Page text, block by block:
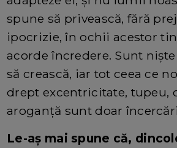
spune să privească, fără
ipocrizie, în ochii acestor
acorde încredere. Sunt
să crească, iar tot ceea ce
drept excentricitate, tupeu,
aroganță sunt doar
Le-aș mai spune că,